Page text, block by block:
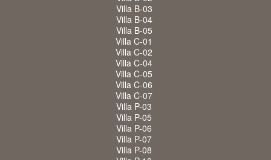
Villa B-03
Villa B-04
Villa B-05
Villa C-01
Villa C-02
Villa C-04
Villa C-05
Villa C-06
Villa C-07
Villa P-03
Villa P-05
Villa P-06
Villa P-07
Villa P-08